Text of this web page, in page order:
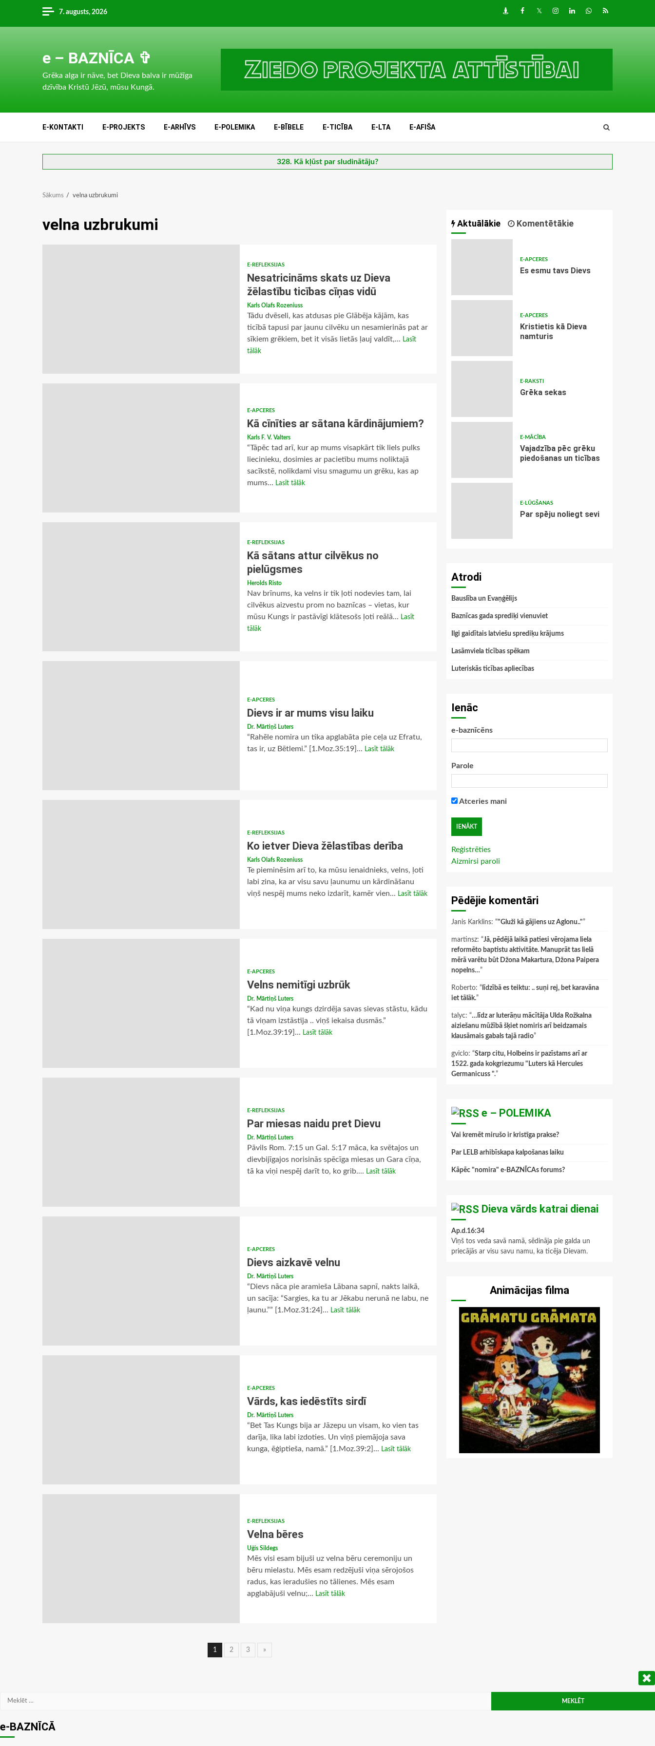
content
7. augusts, 2026 DraugiemFacebook
TwitterInstagram
LinkedInwhatsapp
RSS
e – BAZNĪCA ✞
Grēka alga ir nāve, bet Dieva balva ir mūžīga
dzīvība Kristū Jēzū, mūsu Kungā.
E-KONTAKTI E-PROJEKTS E-ARHĪVS E-POLEMIKA E-BĪBELE E-TICĪBA E-LTA E-AFIŠA
328. Kā kļūst par sludinātāju?
Sākums velna uzbrukumi
velna uzbrukumi
E-REFLEKSIJAS
Nesatricināms skats uz Dieva
žēlastību ticības cīņas vidū
Karls Olafs Rozeniuss
Tādu dvēseli, kas atdusas pie Glābēja kājām, kas
ticībā tapusi par jaunu cilvēku un nesamierinās pat ar
sīkiem grēkiem, bet it visās lietās ļauj valdīt,... Lasīt
tālāk
E-APCERES
Kā cīnīties ar sātana kārdinājumiem?
Karls F. V. Valters
“Tāpēc tad arī, kur ap mums visapkārt tik liels pulks
liecinieku, dosimies ar pacietību mums noliktajā
sacīkstē, nolikdami visu smagumu un grēku, kas ap
mums... Lasīt tālāk
E-REFLEKSIJAS
Kā sātans attur cilvēkus no
pielūgsmes
Herolds Risto
Nav brīnums, ka velns ir tik ļoti nodevies tam, lai
cilvēkus aizvestu prom no baznīcas – vietas, kur
mūsu Kungs ir pastāvīgi klātesošs ļoti reālā... Lasīt
tālāk
E-APCERES
Dievs ir ar mums visu laiku
Dr. Mārtiņš Luters
“Rahēle nomira un tika apglabāta pie ceļa uz Efratu,
tas ir, uz Bētlemi.” [1.Moz.35:19]... Lasīt tālāk
E-REFLEKSIJAS
Ko ietver Dieva žēlastības derība
Karls Olafs Rozeniuss
Te pieminēsim arī to, ka mūsu ienaidnieks, velns, ļoti
labi zina, ka ar visu savu ļaunumu un kārdināšanu
viņš nespēj mums neko izdarīt, kamēr vien... Lasīt tālāk
E-APCERES
Velns nemitīgi uzbrūk
Dr. Mārtiņš Luters
“Kad nu viņa kungs dzirdēja savas sievas stāstu, kādu
tā viņam izstāstīja .. viņš iekaisa dusmās.”
[1.Moz.39:19]... Lasīt tālāk
E-REFLEKSIJAS
Par miesas naidu pret Dievu
Dr. Mārtiņš Luters
Pāvils Rom. 7:15 un Gal. 5:17 māca, ka svētajos un
dievbijīgajos norisinās spēcīga miesas un Gara cīņa,
tā ka viņi nespēj darīt to, ko grib.... Lasīt tālāk
E-APCERES
Dievs aizkavē velnu
Dr. Mārtiņš Luters
“Dievs nāca pie aramieša Lābana sapnī, nakts laikā,
un sacīja: “Sargies, ka tu ar Jēkabu nerunā ne labu, ne
ļaunu.”” [1.Moz.31:24]... Lasīt tālāk
E-APCERES
Vārds, kas iedēstīts sirdī
Dr. Mārtiņš Luters
“Bet Tas Kungs bija ar Jāzepu un visam, ko vien tas
darīja, lika labi izdoties. Un viņš piemājoja sava
kunga, ēģiptieša, namā.” [1.Moz.39:2]... Lasīt tālāk
E-REFLEKSIJAS
Velna bēres
Uģis Sildegs
Mēs visi esam bijuši uz velna bēru ceremoniju un
bēru mielastu. Mēs esam redzējuši viņa sērojošos
radus, kas ieradušies no tālienes. Mēs esam
apglabājuši velnu;... Lasīt tālāk
Ziņu
1 2 3 »
Aktuālākie Komentētākie
E-APCERES
Es esmu tavs Dievs
E-APCERES
Kristietis kā Dieva
namturis
E-RAKSTI
Grēka sekas
E-MĀCĪBA
Vajadzība pēc grēku
piedošanas un ticības
E-LŪGŠANAS
Par spēju noliegt sevi
Atrodi
Bauslība un Evaņģēlijs
Baznīcas gada sprediķi vienuviet
Ilgi gaidītais latviešu sprediķu krājums
Lasāmviela ticības spēkam
Luteriskās ticības apliecības
Ienāc
e-baznīcēns
Parole
Atceries mani
Reģistrēties
Aizmirsi paroli
Pēdējie komentāri
Janis Karklins: “"Gluži kā gājiens uz Aglonu.."”
martinsz: “Jā, pēdējā laikā patiesi vērojama liela
reformēto baptistu aktivitāte. Manuprāt tas lielā
mērā varētu būt Džona Makartura, Džona Paipera
nopelns…”
Roberto: “ līdzībā es teiktu: .. suņi rej, bet karavāna
iet tālāk.”
talyc: “…līdz ar luterāņu mācītāja Ulda Rožkalna
aiziešanu mūžībā šķiet nomiris arī beidzamais
klausāmais gabals tajā radio”
gviclo: “Starp citu, Holbeins ir pazīstams arī ar
1522. gada kokgriezumu "Luters kā Hercules
Germanicuss ".”
e – POLEMIKA
Vai kremēt mirušo ir kristīga prakse?
Par LELB arhibīskapa kalpošanas laiku
Kāpēc "nomira" e-BAZNĪCAs forums?
Dieva vārds katrai dienai
Ap.d.16:34
Viņš tos veda savā namā, sēdināja pie galda un
priecājās ar visu savu namu, ka ticēja Dievam.
Animācijas filma
Meklēt:
e-BAZNĪCĀ